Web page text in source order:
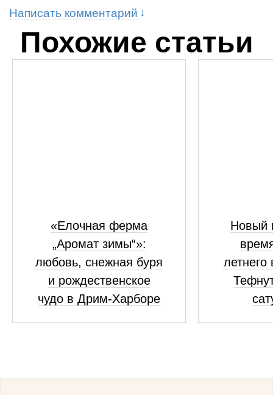
Написать комментарий
Похожие статьи
«Елочная ферма
„Аромат зимы“»:
любовь, снежная буря
и рождественское
чудо в Дрим-Харборе
Новый